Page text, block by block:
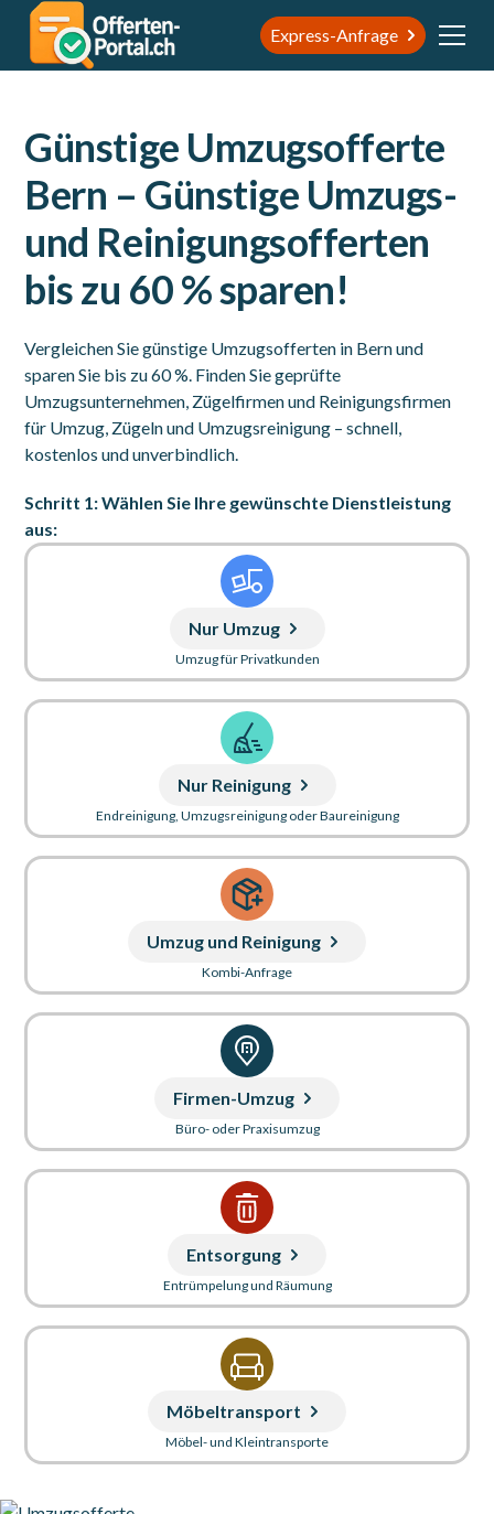
Express-Anfrage
Günstige Umzugsofferte
Bern – Günstige Umzugs-
und Reinigungsofferten
bis zu 60 % sparen!
Vergleichen Sie günstige Umzugsofferten in Bern und
sparen Sie bis zu 60 %. Finden Sie geprüfte
Umzugsunternehmen, Zügelfirmen und Reinigungsfirmen
für Umzug, Zügeln und Umzugsreinigung – schnell,
kostenlos und unverbindlich.
Schritt 1: Wählen Sie Ihre gewünschte Dienstleistung
aus:
Nur Umzug
Umzug für Privatkunden
Nur Reinigung
Endreinigung, Umzugsreinigung oder Baureinigung
Umzug und Reinigung
Kombi-Anfrage
Firmen-Umzug
Büro- oder Praxisumzug
Entsorgung
Entrümpelung und Räumung
Möbeltransport
Möbel- und Kleintransporte